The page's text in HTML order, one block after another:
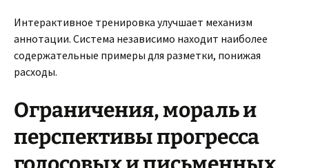
Интерактивное тренировка улучшает механизм
аннотации. Система независимо находит наиболее
содержательные примеры для разметки, понижая
расходы.
Ограничения, мораль и
перспективы прогресса